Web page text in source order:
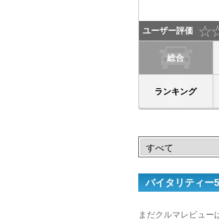
ユーザー評価
総合
ランキング
バイタリティー
まだクルマレビュー